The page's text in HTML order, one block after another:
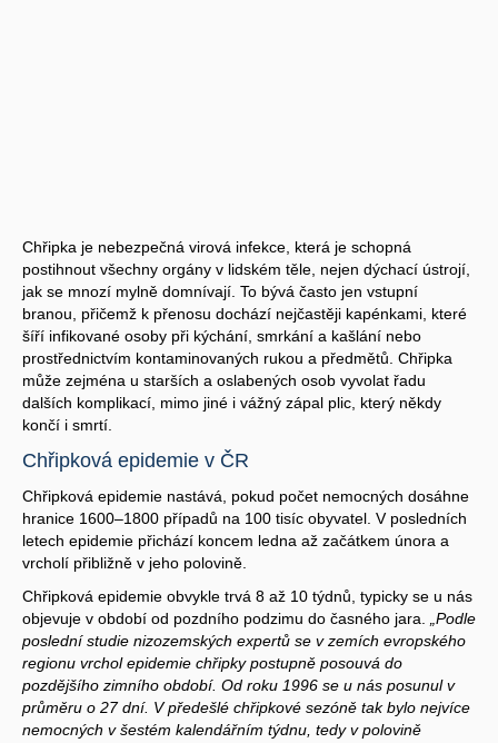
Chřipka je nebezpečná virová infekce, která je schopná
postihnout všechny orgány v lidském těle, nejen dýchací ústrojí,
jak se mnozí mylně domnívají. To bývá často jen vstupní
branou, přičemž k přenosu dochází nejčastěji kapénkami, které
šíří infikované osoby při kýchání, smrkání a kašlání nebo
prostřednictvím kontaminovaných rukou a předmětů. Chřipka
může zejména u starších a oslabených osob vyvolat řadu
dalších komplikací, mimo jiné i vážný zápal plic, který někdy
končí i smrtí.
Chřipková epidemie v ČR
Chřipková epidemie nastává, pokud počet nemocných dosáhne
hranice 1600–1800 případů na 100 tisíc obyvatel. V posledních
letech epidemie přichází koncem ledna až začátkem února a
vrcholí přibližně v jeho polovině.
Chřipková epidemie obvykle trvá 8 až 10 týdnů, typicky se u nás
objevuje v období od pozdního podzimu do časného jara.
„Podle
poslední studie nizozemských expertů se v zemích evropského
regionu vrchol epidemie chřipky postupně posouvá do
pozdějšího zimního období. Od roku 1996 se u nás posunul v
průměru o 27 dní. V předešlé chřipkové sezóně tak bylo nejvíce
nemocných v šestém kalendářním týdnu, tedy v polovině